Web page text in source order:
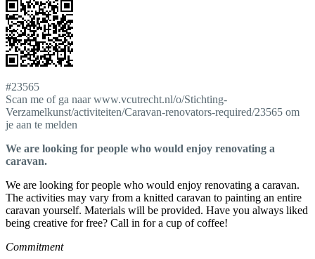
#23565
Scan me of ga naar www.vcutrecht.nl/o/Stichting-
Verzamelkunst/activiteiten/Caravan-renovators-required/23565 om
je aan te melden
We are looking for people who would enjoy renovating a
caravan.
We are looking for people who would enjoy renovating a caravan.
The activities may vary from a knitted caravan to painting an entire
caravan yourself. Materials will be provided. Have you always liked
being creative for free? Call in for a cup of coffee!
Commitment